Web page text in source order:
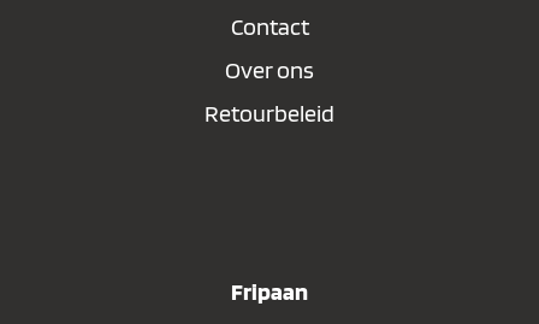
Contact
Over ons
Retourbeleid
Fripaan